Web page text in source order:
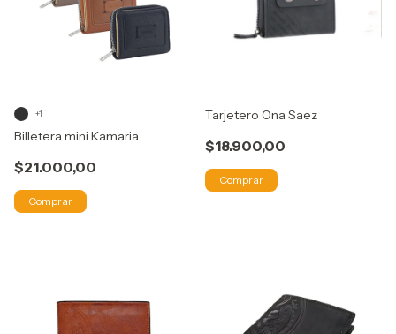
Billetera mini Kamaria
$21.000,00
+1
Comprar
Tarjetero Ona Saez
$18.900,00
Comprar